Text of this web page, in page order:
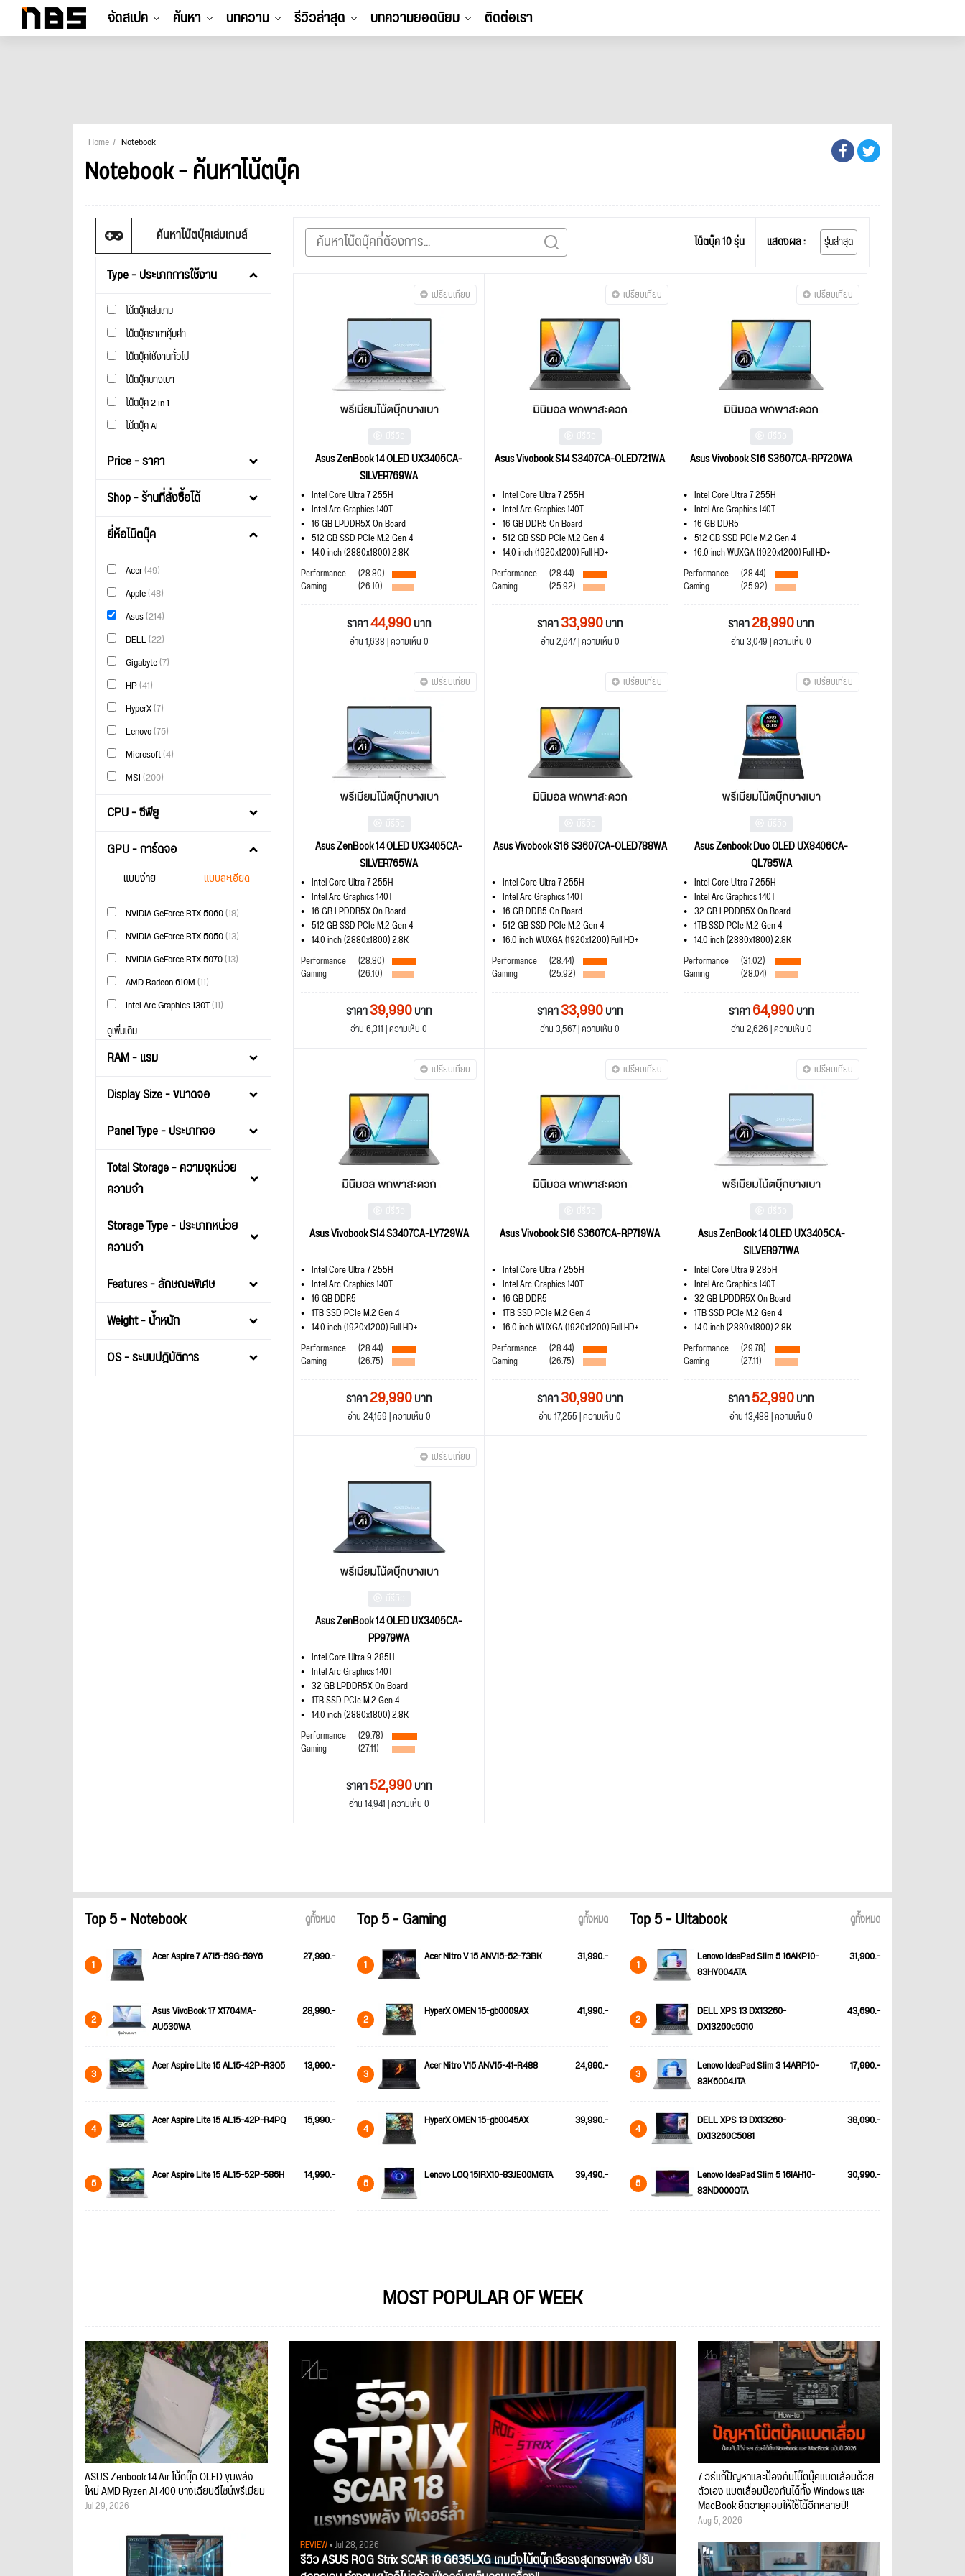
จัดสเปค ค้นหา บทความ รีวิวล่าสุด บทความยอดนิยม ติดต่อเรา
Home Notebook
Notebook - ค้นหาโน้ตบุ๊ค
ค้นหาโน๊ตบุ๊คเล่มเกมส์
Type - ประเภทการใช้งาน
โน้ตบุ๊คเล่นเกม
โน๊ตบุ๊คราคาคุ้มค่า
โน๊ตบุ๊คใช้งานทั่วไป
โน๊ตบุ๊คบางเบา
โน๊ตบุ๊ค 2 in 1
โน้ตบุ๊ค AI
Price - ราคา
Shop - ร้านที่สั่งซื้อได้
ยี่ห้อโน็ตบุ๊ค
Acer(49)
Apple(48)
Asus(214)
DELL(22)
Gigabyte(7)
HP(41)
HyperX(7)
Lenovo(75)
Microsoft(4)
MSI(200)
CPU - ซีพียู
GPU - การ์ดจอ
แบบง่าย แบบละเอียด
NVIDIA GeForce RTX 5060(18)
NVIDIA GeForce RTX 5050(13)
NVIDIA GeForce RTX 5070(13)
AMD Radeon 610M(11)
Intel Arc Graphics 130T(11)
ดูเพิ่มเติม
RAM - แรม
Display Size - ขนาดจอ
Panel Type - ประเภทจอ
Total Storage - ความจุหน่วย
ความจำ
Storage Type - ประเภทหน่วย
ความจำ
Features - ลักษณะพิเศษ
Weight - น้ำหนัก
OS - ระบบปฎิบัติการ
โน็ตบุ๊ค 10 รุ่น แสดงผล : รุ่นล่าสุด
เปรียบเทียบ
Asus ZenBook 14 OLED UX3405CA-
SILVER769WA
Intel Core Ultra 7 255H
Intel Arc Graphics 140T
16 GB LPDDR5X On Board
512 GB SSD PCIe M.2 Gen 4
14.0 inch (2880x1800) 2.8K
Performance
(28.80)
Gaming (26.10)
ราคา44,990บาท
อ่าน 1,638 | ความเห็น 0
เปรียบเทียบ
Asus Vivobook S14 S3407CA-OLED721WA
Intel Core Ultra 7 255H
Intel Arc Graphics 140T
16 GB DDR5 On Board
512 GB SSD PCIe M.2 Gen 4
14.0 inch (1920x1200) Full HD+
Performance
(28.44)
Gaming (25.92)
ราคา33,990บาท
อ่าน 2,647 | ความเห็น 0
เปรียบเทียบ
Asus Vivobook S16 S3607CA-RP720WA
Intel Core Ultra 7 255H
Intel Arc Graphics 140T
16 GB DDR5
512 GB SSD PCIe M.2 Gen 4
16.0 inch WUXGA (1920x1200) Full HD+
Performance
(28.44)
Gaming (25.92)
ราคา28,990บาท
อ่าน 3,049 | ความเห็น 0
เปรียบเทียบ
Asus ZenBook 14 OLED UX3405CA-
SILVER765WA
Intel Core Ultra 7 255H
Intel Arc Graphics 140T
16 GB LPDDR5X On Board
512 GB SSD PCIe M.2 Gen 4
14.0 inch (2880x1800) 2.8K
Performance
(28.80)
Gaming (26.10)
ราคา39,990บาท
อ่าน 6,311 | ความเห็น 0
เปรียบเทียบ
Asus Vivobook S16 S3607CA-OLED788WA
Intel Core Ultra 7 255H
Intel Arc Graphics 140T
16 GB DDR5 On Board
512 GB SSD PCIe M.2 Gen 4
16.0 inch WUXGA (1920x1200) Full HD+
Performance
(28.44)
Gaming (25.92)
ราคา33,990บาท
อ่าน 3,567 | ความเห็น 0
เปรียบเทียบ
Asus Zenbook Duo OLED UX8406CA-
QL785WA
Intel Core Ultra 7 255H
Intel Arc Graphics 140T
32 GB LPDDR5X On Board
1TB SSD PCIe M.2 Gen 4
14.0 inch (2880x1800) 2.8K
Performance
(31.02)
Gaming (28.04)
ราคา64,990บาท
อ่าน 2,626 | ความเห็น 0
เปรียบเทียบ
Asus Vivobook S14 S3407CA-LY729WA
Intel Core Ultra 7 255H
Intel Arc Graphics 140T
16 GB DDR5
1TB SSD PCIe M.2 Gen 4
14.0 inch (1920x1200) Full HD+
Performance
(28.44)
Gaming (26.75)
ราคา29,990บาท
อ่าน 24,159 | ความเห็น 0
เปรียบเทียบ
Asus Vivobook S16 S3607CA-RP719WA
Intel Core Ultra 7 255H
Intel Arc Graphics 140T
16 GB DDR5
1TB SSD PCIe M.2 Gen 4
16.0 inch WUXGA (1920x1200) Full HD+
Performance
(28.44)
Gaming (26.75)
ราคา30,990บาท
อ่าน 17,255 | ความเห็น 0
เปรียบเทียบ
Asus ZenBook 14 OLED UX3405CA-
SILVER971WA
Intel Core Ultra 9 285H
Intel Arc Graphics 140T
32 GB LPDDR5X On Board
1TB SSD PCIe M.2 Gen 4
14.0 inch (2880x1800) 2.8K
Performance
(29.78)
Gaming (27.11)
ราคา52,990บาท
อ่าน 13,488 | ความเห็น 0
เปรียบเทียบ
Asus ZenBook 14 OLED UX3405CA-
PP979WA
Intel Core Ultra 9 285H
Intel Arc Graphics 140T
32 GB LPDDR5X On Board
1TB SSD PCIe M.2 Gen 4
14.0 inch (2880x1800) 2.8K
Performance
(29.78)
Gaming (27.11)
ราคา52,990บาท
อ่าน 14,941 | ความเห็น 0
Top 5 - Notebook ดูทั้งหมด
1 Acer Aspire 7 A715-59G-59Y6 27,990.-
2
Asus VivoBook 17 X1704MA-
AU536WA
28,990.-
3 Acer Aspire Lite 15 AL15-42P-R3Q5 13,990.-
4 Acer Aspire Lite 15 AL15-42P-R4PQ 15,990.-
5 Acer Aspire Lite 15 AL15-52P-586H 14,990.-
Top 5 - Gaming ดูทั้งหมด
1 Acer Nitro V 15 ANV15-52-73BK 31,990.-
2 HyperX OMEN 15-gb0009AX 41,990.-
3 Acer Nitro V15 ANV15-41-R488 24,990.-
4 HyperX OMEN 15-gb0045AX 39,990.-
5 Lenovo LOQ 15IRX10-83JE00MGTA 39,490.-
Top 5 - Ultabook ดูทั้งหมด
1
Lenovo IdeaPad Slim 5 16AKP10-
83HY004ATA
31,900.-
2
DELL XPS 13 DX13260-
DX13260c5016
43,690.-
3
Lenovo IdeaPad Slim 3 14ARP10-
83K6004JTA
17,990.-
4
DELL XPS 13 DX13260-
DX13260C5081
38,090.-
5
Lenovo IdeaPad Slim 5 16IAH10-
83ND000QTA
30,990.-
MOST POPULAR OF WEEK
REVIEW• Jul 28, 2026
รีวิว ASUS ROG Strix SCAR 18 G835LXG เกมมิ่งโน้ตบุ๊กเรือธงสุดทรงพลัง ปรับ
ASUS Zenbook 14 Air โน้ตบุ๊ก OLED ขุมพลัง
ใหม่ AMD Ryzen AI 400 บางเฉียบดีไซน์พรีเมียม
Jul 29, 2026
7 วิธีแก้ปัญหาและป้องกันโน๊ตบุ๊คแบตเสื่อมด้วย
ตัวเอง แบตเสื่อมป้องกันได้ทั้ง Windows และ
MacBook ยืดอายุคอมให้ใช้ได้อีกหลายปี!
Aug 5, 2026